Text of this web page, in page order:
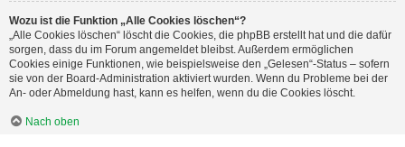
Wozu ist die Funktion „Alle Cookies löschen“?
„Alle Cookies löschen“ löscht die Cookies, die phpBB erstellt hat und die dafür
sorgen, dass du im Forum angemeldet bleibst. Außerdem ermöglichen
Cookies einige Funktionen, wie beispielsweise den „Gelesen“-Status – sofern
sie von der Board-Administration aktiviert wurden. Wenn du Probleme bei der
An- oder Abmeldung hast, kann es helfen, wenn du die Cookies löscht.
Nach oben